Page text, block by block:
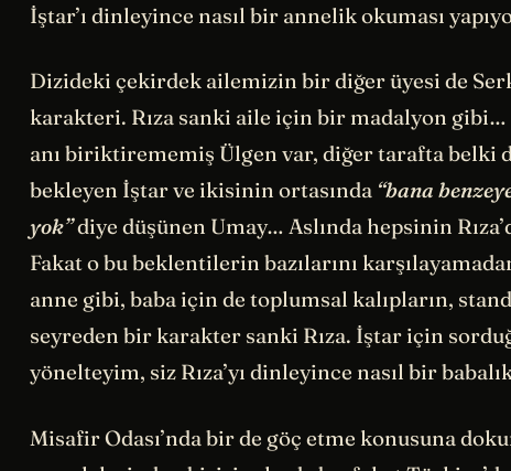
İştar’ı dinleyince nasıl bir annelik okuması
Dizideki çekirdek ailemizin bir diğer üyesi de
karakteri. Rıza sanki aile için bir madalyon gibi…
anı biriktirememiş Ülgen var, diğer tarafta belki
bekleyen İştar ve ikisinin ortasında “bana
yok”diye düşünen Umay… Aslında hepsinin
Fakat o bu beklentilerin bazılarını
anne gibi, baba için de toplumsal kalıpların,
seyreden bir karakter sanki Rıza. İştar için
yönelteyim, siz Rıza’yı dinleyince nasıl bir
Misafir Odası’nda bir de göç etme konusuna